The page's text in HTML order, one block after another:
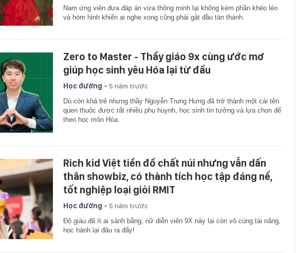
Nam ứng viên đưa đáp án vừa thông minh lại không kém phần khéo léo
và hóm hỉnh khiến ai nghe xong cũng phải gật đầu tán thành.
Zero to Master - Thầy giáo 9x cùng ước mơ
giúp học sinh yêu Hóa lại từ đầu
Học đường - 5 năm trước
Dù còn khá trẻ nhưng thầy Nguyễn Trung Hưng đã trở thành một cái tên
quen thuộc được rất nhiều phụ huynh, học sinh tin tưởng và lựa chọn để
theo học môn Hóa.
Rich kid Việt tiền đồ chất núi nhưng vẫn dấn
thân showbiz, có thành tích học tập đáng nể,
tốt nghiệp loại giỏi RMIT
Học đường - 5 năm trước
Độ giàu đã ít ai sánh bằng, nữ diễn viên 9X này lại còn vô cùng tài năng,
học hành lại đâu ra đấy!